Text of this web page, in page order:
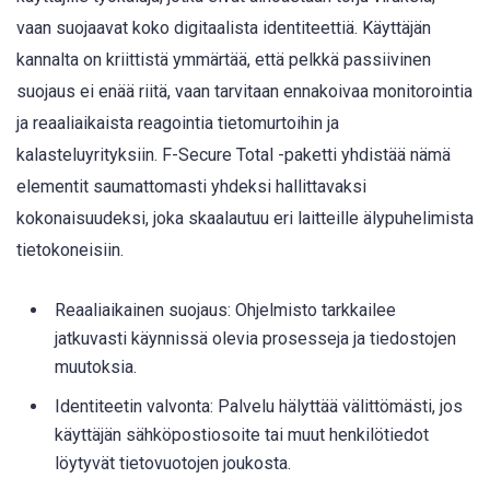
vaan suojaavat koko digitaalista identiteettiä. Käyttäjän
kannalta on kriittistä ymmärtää, että pelkkä passiivinen
suojaus ei enää riitä, vaan tarvitaan ennakoivaa monitorointia
ja reaaliaikaista reagointia tietomurtoihin ja
kalasteluyrityksiin. F-Secure Total -paketti yhdistää nämä
elementit saumattomasti yhdeksi hallittavaksi
kokonaisuudeksi, joka skaalautuu eri laitteille älypuhelimista
tietokoneisiin.
Reaaliaikainen suojaus: Ohjelmisto tarkkailee
jatkuvasti käynnissä olevia prosesseja ja tiedostojen
muutoksia.
Identiteetin valvonta: Palvelu hälyttää välittömästi, jos
käyttäjän sähköpostiosoite tai muut henkilötiedot
löytyvät tietovuotojen joukosta.